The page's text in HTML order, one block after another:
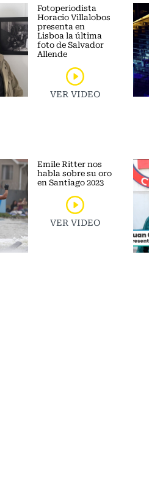
Fotoperiodista
Horacio Villalobos
presenta en
Lisboa la última
foto de Salvador
Allende
VER VIDEO
Emile Ritter nos
habla sobre su oro
en Santiago 2023
VER VIDEO